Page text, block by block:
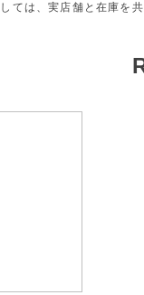
ては、実店舗と在庫を